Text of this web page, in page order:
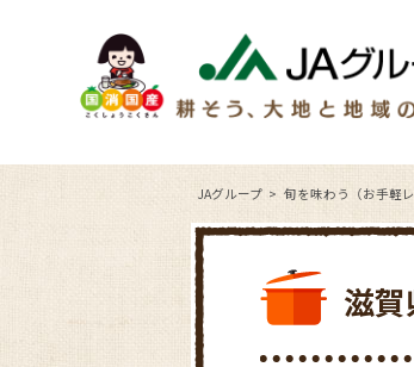
JAグループ 旬を味わう（お手軽レ
滋